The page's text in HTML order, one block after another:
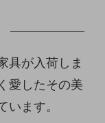
具が入荷しま
愛したその美
います。